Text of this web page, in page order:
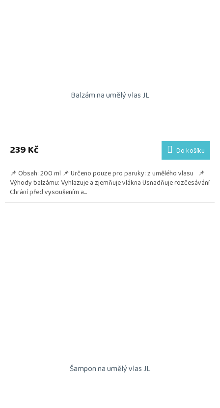
Balzám na umělý vlas JL
239 Kč Do košíku
📌 Obsah: 200 ml 📌 Určeno pouze pro paruky: z umělého vlasu 📌
Výhody balzámu: Vyhlazuje a zjemňuje vlákna Usnadňuje rozčesávání
Chrání před vysoušením a...
Šampon na umělý vlas JL